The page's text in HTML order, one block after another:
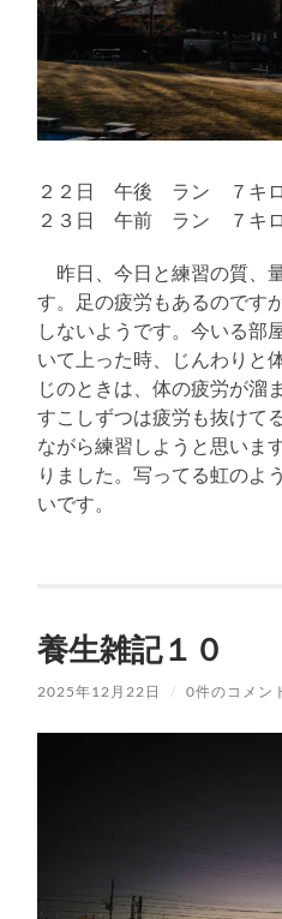
２２日 午後 ラン ７キ
２３日 午前 ラン ７キ
昨日、今日と練習の質、
す。足の疲労もあるのです
しないようです。今いる部
いて上った時、じんわりと
じのときは、体の疲労が溜
すこしずつは疲労も抜けて
ながら練習しようと思いま
りました。写ってる虹のよ
いです。
養生雑記１０
2025年12月22日 / 0件のコメン